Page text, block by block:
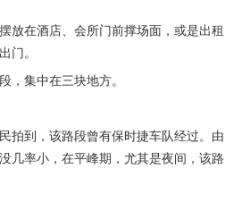
在酒店、会所门前撑场面，或是出租
门。
集中在三块地方。
到，该路段曾有保时捷车队经过。由
几率小，在平峰期，尤其是夜间，该路